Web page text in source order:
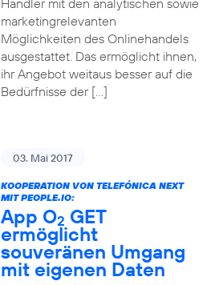
Händler mit den analytischen sowie
marketingrelevanten
Möglichkeiten des Onlinehandels
ausgestattet. Das ermöglicht ihnen,
ihr Angebot weitaus besser auf die
Bedürfnisse der […]
03. Mai 2017
KOOPERATION VON TELEFÓNICA NEXT
MIT PEOPLE.IO:
App O2 GET
ermöglicht
souveränen Umgang
mit eigenen Daten